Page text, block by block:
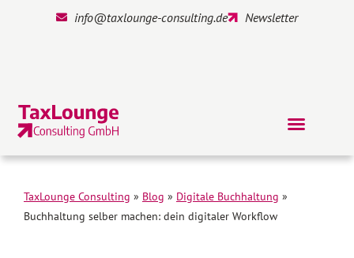
info@taxlounge-consulting.de Newsletter
TaxLounge Consulting » Blog » Digitale Buchhaltung »
Buchhaltung selber machen: dein digitaler Workflow